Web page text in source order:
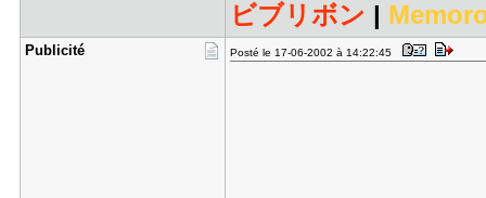
ビブリボン |
Publicité Posté le 17-06-2002 à 14:22:45